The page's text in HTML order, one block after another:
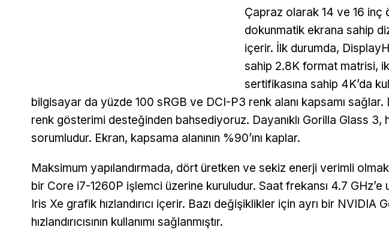
Çapraz olarak 14 ve 16 inç
dokunmatik ekrana sahip
içerir. İlk durumda,
sahip 2.8K format matrisi,
sertifikasına sahip 4K’da
bilgisayar da yüzde 100 sRGB ve DCI-P3 renk alanı kapsamı
renk gösterimi desteğinden bahsediyoruz. Dayanıklı Gorilla Glass 3,
sorumludur. Ekran, kapsama alanının %90’ını kaplar.
Maksimum yapılandırmada, dört üretken ve sekiz enerji verimli
bir Core i7-1260P işlemci üzerine kuruludur. Saat frekansı 4.7 GHz’e
Iris Xe grafik hızlandırıcı içerir. Bazı değişiklikler için ayrı bir NVIDIA
hızlandırıcısının kullanımı sağlanmıştır.